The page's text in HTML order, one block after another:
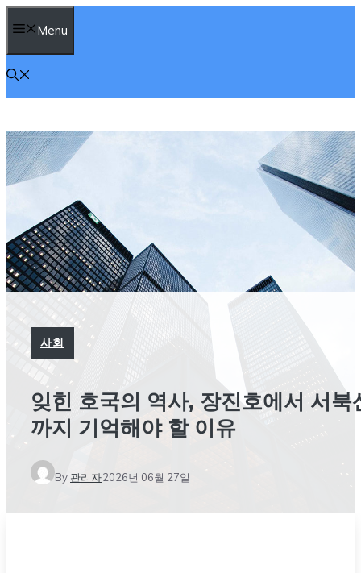
텐
츠
로
건
뛰
기
Menu
사회
잊힌 호국의 역사, 장진호에서 서북
까지 기억해야 할 이유
By 관리자2026년 06월 27일